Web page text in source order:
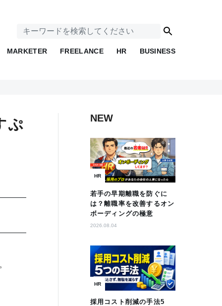
MARKETER FREELANCE HR BUSINESS
ぷ NEW
HR
若手の早期離職を防ぐに
は？離職率を改善するオン
ボーディングの極意
2026.08.04
HR
採用コスト削減の手法5